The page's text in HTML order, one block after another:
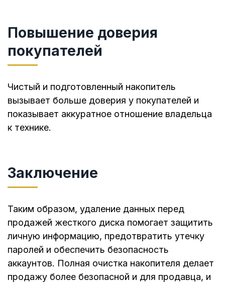
Повышение доверия
покупателей
Чистый и подготовленный накопитель
вызывает больше доверия у покупателей и
показывает аккуратное отношение владельца
к технике.
Заключение
Таким образом, удаление данных перед
продажей жесткого диска помогает защитить
личную информацию, предотвратить утечку
паролей и обеспечить безопасность
аккаунтов. Полная очистка накопителя делает
продажу более безопасной и для продавца, и